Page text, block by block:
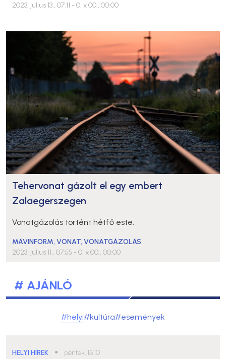
2023. július 13., 07:11 - 0. x 00., 00:00
Tehervonat gázolt el egy embert
Zalaegerszegen
Vonatgázolás történt hétfő este.
MÁVINFORM,VONAT,VONATGÁZOLÁS
2023. július 11., 07:55 - 0. x 00., 00:00
# AJÁNLÓ
#helyi#kultúra#események
HELYI HÍREK ● péntek, 15:10